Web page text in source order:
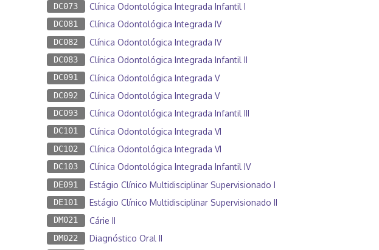
DC073 Clínica Odontológica Integrada Infantil I
DC081 Clínica Odontológica Integrada IV
DC082 Clínica Odontológica Integrada IV
DC083 Clínica Odontológica Integrada Infantil II
DC091 Clínica Odontológica Integrada V
DC092 Clínica Odontológica Integrada V
DC093 Clínica Odontológica Integrada Infantil III
DC101 Clínica Odontológica Integrada VI
DC102 Clínica Odontológica Integrada VI
DC103 Clínica Odontológica Integrada Infantil IV
DE091 Estágio Clínico Multidisciplinar Supervisionado I
DE101 Estágio Clínico Multidisciplinar Supervisionado II
DM021 Cárie II
DM022 Diagnóstico Oral II